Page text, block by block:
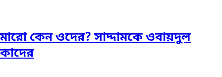
মারো কেন ওদের? সাদ্দামকে ওবায়দুল
কাদের